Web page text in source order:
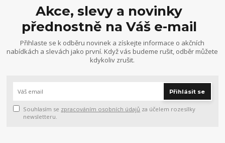
Akce, slevy a novinky
přednostně na Váš e-mail
Přihlaste se k odběru novinek a získejte informace o akčních
nabídkách a slevách jako první. Když vás budeme rušit, odběr můžete
kdykoliv zrušit.
Přihlásit se
Souhlasím se zpracováním osobních údajů za účelem rozesílky
newsletteru.